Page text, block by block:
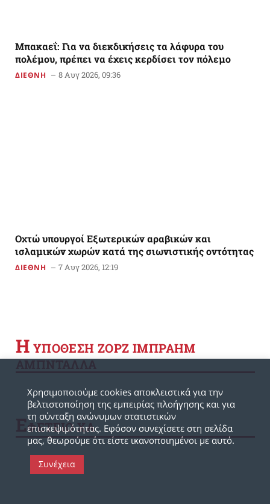
Μπακαεΐ: Για να διεκδικήσεις τα λάφυρα του
πολέμου, πρέπει να έχεις κερδίσει τον πόλεμο
ΔΙΕΘΝΗ 8 Αυγ 2026, 09:36
Οχτώ υπουργοί Εξωτερικών αραβικών και
ισλαμικών χωρών κατά της σιωνιστικής οντότητας
ΔΙΕΘΝΗ 7 Αυγ 2026, 12:19
Η YΠΟΘΕΣΗ ΖΟΡΖ ΙΜΠΡΑΗΜ
ΕΦΕΤΕΙΟ ΧΑ
Χρησιμοποιούμε cookies αποκλειστικά για την
βελτιστοποίηση της εμπειρίας πλοήγησης και για
τη σύνταξη ανώνυμων στατιστικών
επισκεψιμότητας. Εφόσον συνεχίσετε στη σελίδα
μας, θεωρούμε ότι είστε ικανοποιημένοι με αυτό.
Συνέχεια